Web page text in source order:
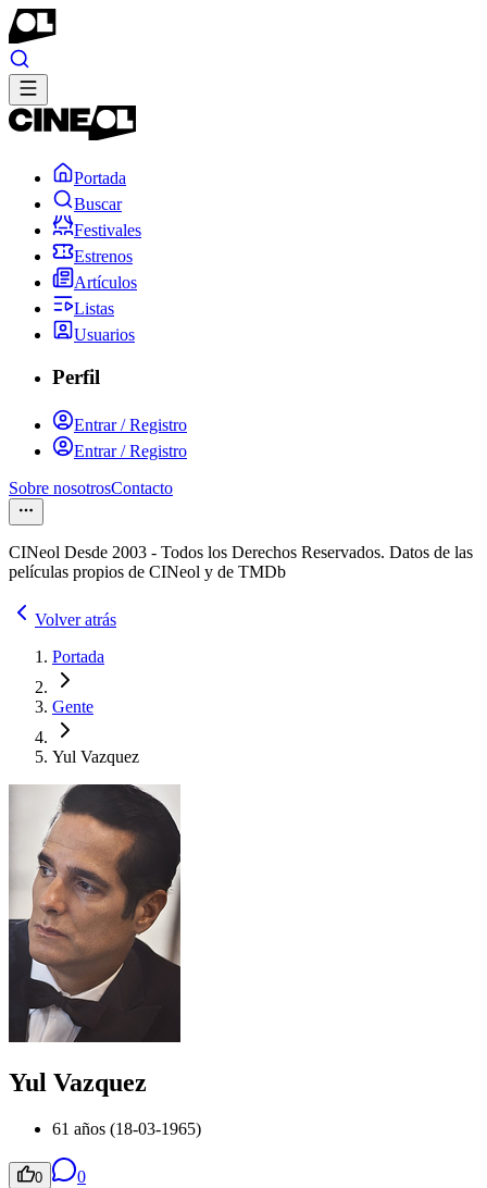
Portada
Buscar
Festivales
Estrenos
Artículos
Listas
Usuarios
Perfil
Entrar / Registro
Entrar / Registro
Sobre nosotrosContacto
CINeol Desde 2003 - Todos los Derechos Reservados. Datos de las
películas propios de CINeol y de TMDb
Volver atrás
Portada
Gente
Yul Vazquez
Yul Vazquez
61 años (18-03-1965)
0 0